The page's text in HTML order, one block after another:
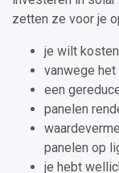
zetten ze voor je
je wilt
vanwege
een
panelen
panelen op
je hebt